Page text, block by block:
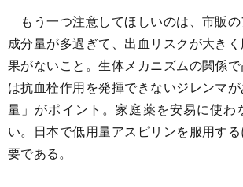
もう一つ注意してほしいのは、市販
成分量が多過ぎて、出血リスクが大き
果がないこと。生体メカニズムの関係
は抗血栓作用を発揮できないジレンマ
量」がポイント。家庭薬を安易に使わ
い。日本で低用量アスピリンを服用す
要である。